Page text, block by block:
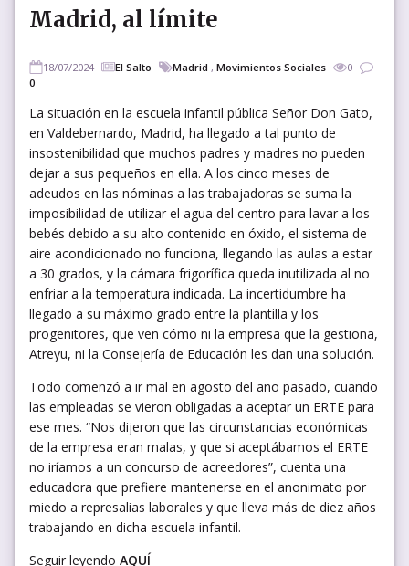
Madrid, al límite
18/07/2024 El Salto Madrid , Movimientos Sociales
0
0
La situación en la escuela infantil pública Señor Don Gato,
en Valdebernardo, Madrid, ha llegado a tal punto de
insostenibilidad que muchos padres y madres no pueden
dejar a sus pequeños en ella. A los cinco meses de
adeudos en las nóminas a las trabajadoras se suma la
imposibilidad de utilizar el agua del centro para lavar a los
bebés debido a su alto contenido en óxido, el sistema de
aire acondicionado no funciona, llegando las aulas a estar
a 30 grados, y la cámara frigorífica queda inutilizada al no
enfriar a la temperatura indicada. La incertidumbre ha
llegado a su máximo grado entre la plantilla y los
progenitores, que ven cómo ni la empresa que la gestiona,
Atreyu, ni la Consejería de Educación les dan una solución.
Todo comenzó a ir mal en agosto del año pasado, cuando
las empleadas se vieron obligadas a aceptar un ERTE para
ese mes. “Nos dijeron que las circunstancias económicas
de la empresa eran malas, y que si aceptábamos el ERTE
no iríamos a un concurso de acreedores”, cuenta una
educadora que prefiere mantenerse en el anonimato por
miedo a represalias laborales y que lleva más de diez años
trabajando en dicha escuela infantil.
Seguir leyendo AQUÍ